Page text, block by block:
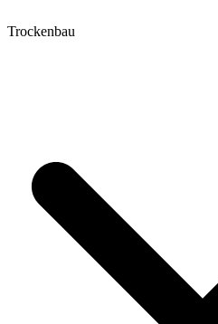
Trockenbau